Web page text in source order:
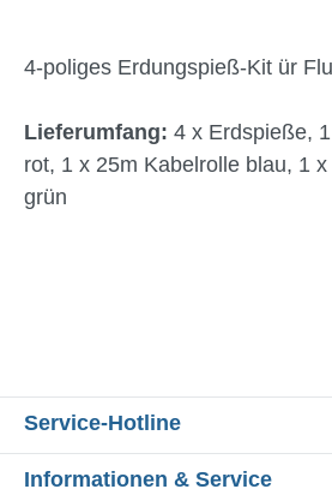
4-poliges Erdungspieß-Kit ür
Lieferumfang: 4 x Erdspieße,
rot, 1 x 25m Kabelrolle blau, 1
grün
Service-Hotline
Informationen & Service